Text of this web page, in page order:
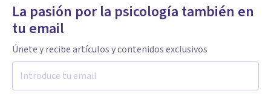
La pasión por la psicología también en
tu email
Únete y recibe artículos y contenidos exclusivos